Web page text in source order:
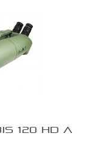
120 HD A